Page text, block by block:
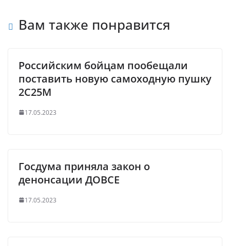
Вам также понравится
Российским бойцам пообещали
поставить новую самоходную пушку
2С25М
17.05.2023
Госдума приняла закон о
денонсации ДОВСЕ
17.05.2023